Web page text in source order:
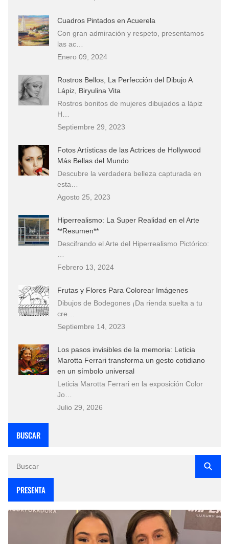
Cuadros Pintados en Acuerela
Con gran admiración y respeto, presentamos
las ac…
Enero 09, 2024
Rostros Bellos, La Perfección del Dibujo A
Lápiz, Biryulina Vita
Rostros bonitos de mujeres dibujados a lápiz
H…
Septiembre 29, 2023
Fotos Artísticas de las Actrices de Hollywood
Más Bellas del Mundo
Descubre la verdadera belleza capturada en
esta…
Agosto 25, 2023
Hiperrealismo: La Super Realidad en el Arte
**Resumen**
Descifrando el Arte del Hiperrealismo Pictórico:
Febrero 13, 2024
Frutas y Flores Para Colorear Imágenes
Dibujos de Bodegones ¡Da rienda suelta a tu
cre…
Septiembre 14, 2023
Los pasos invisibles de la memoria: Leticia
Marotta Ferrari transforma un gesto cotidiano
en un símbolo universal
Leticia Marotta Ferrari en la exposición Color
Jo…
Julio 29, 2026
BUSCAR
PRESENTA